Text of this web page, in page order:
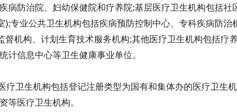
病防治院、妇幼保健院和疗养院;基层医疗卫生机构包括社
专业公共卫生机构包括疾病预防控制中心、专科疾病防治
机构、计划生育技术服务机构;其他医疗卫生机构包括疗
计信息中心等卫生健康事业单位。
卫生机构包括登记注册类型为国有和集体办的医疗卫生
等医疗卫生机构。